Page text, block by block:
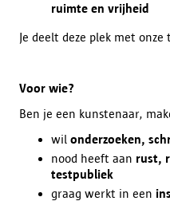
ruimte en vrijheid
Je deelt deze plek met
Voor wie?
Ben je een kunstenaar,
wil onderzoeken,
nood heeft aan rust,
testpubliek
graag werkt in een